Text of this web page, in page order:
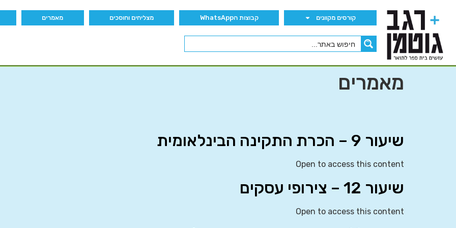
קורסים מקוונים קבוצות הWhatsApp מצליחים וחוסכים מאמרים
מאמרים
שיעור 9 – הכרת התקינה הבינלאומית
Open to access this content
שיעור 12 – צירופי עסקים
Open to access this content